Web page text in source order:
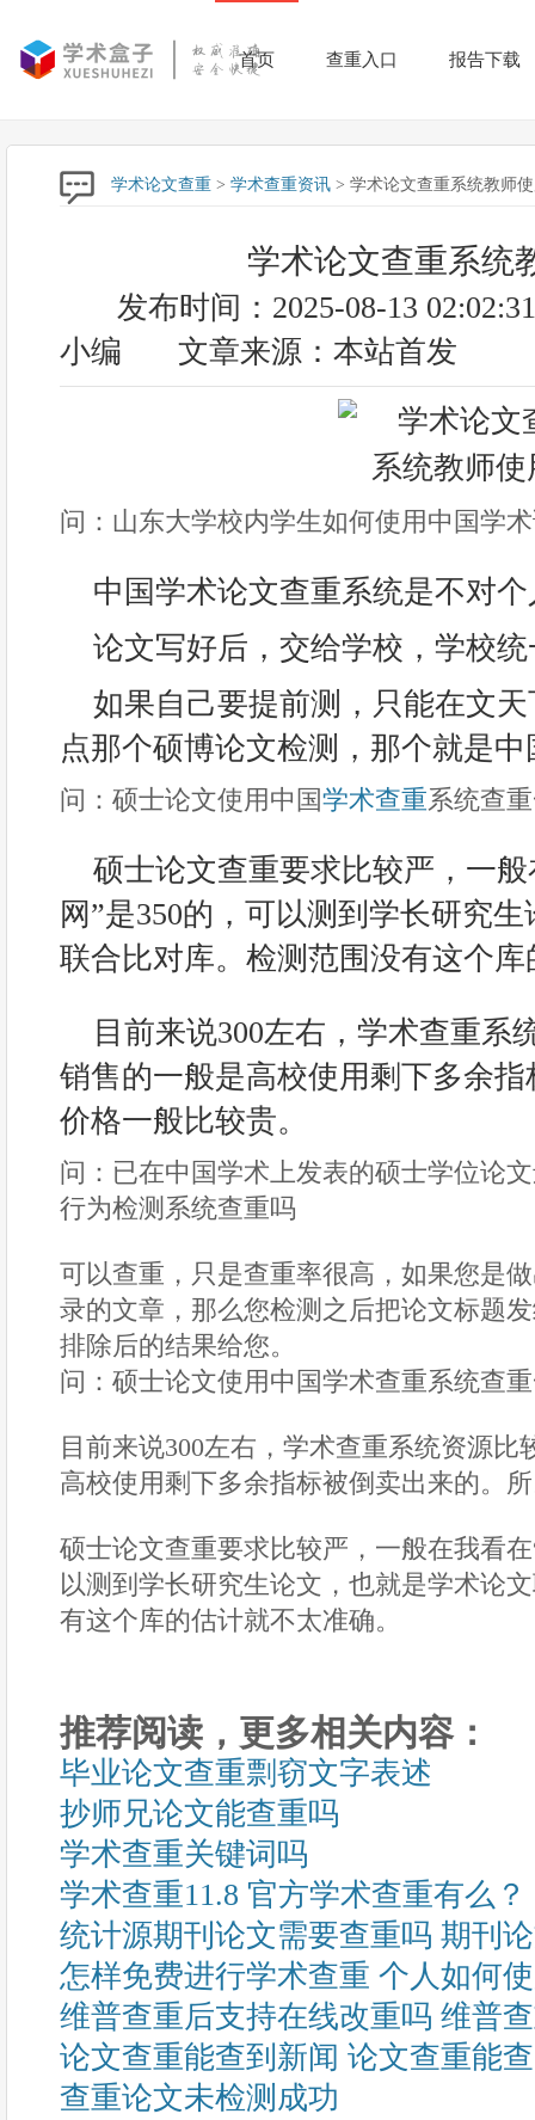
首页 查重入口 报告下载
学术论文查重 > 学术查重资讯 > 学术论文查重系统教师
学术论文查重系统
发布时间：2025-08-13 02:02:31
小编
文章来源：本站首发
问：山东大学校内学生如何使用中国学
中国学术论文查重系统是不对
论文写好后，交给学校，学校
如果自己要提前测，只能在文
点那个硕博论文检测，那个就是
问：硕士论文使用中国学术查重系统查
硕士论文查重要求比较严，一
网”是350的，可以测到学长研究
联合比对库。检测范围没有这个
目前来说300左右，学术查重系
销售的一般是高校使用剩下多余
价格一般比较贵。
问：已在中国学术上发表的硕士学位论
行为检测系统查重吗
可以查重，只是查重率很高，如果您是
录的文章，那么您检测之后把论文标题
排除后的结果给您。
问：硕士论文使用中国学术查重系统查
目前来说300左右，学术查重系统资源
高校使用剩下多余指标被倒卖出来的。
硕士论文查重要求比较严，一般在我看
以测到学长研究生论文，也就是学术论
有这个库的估计就不太准确。
推荐阅读，更多相关内容：
毕业论文查重剽窃文字表述
抄师兄论文能查重吗
学术查重关键词吗
学术查重11.8 官方学术查重有么？
统计源期刊论文需要查重吗 期刊
怎样免费进行学术查重 个人如何
维普查重后支持在线改重吗 维普
论文查重能查到新闻 论文查重能
查重论文未检测成功